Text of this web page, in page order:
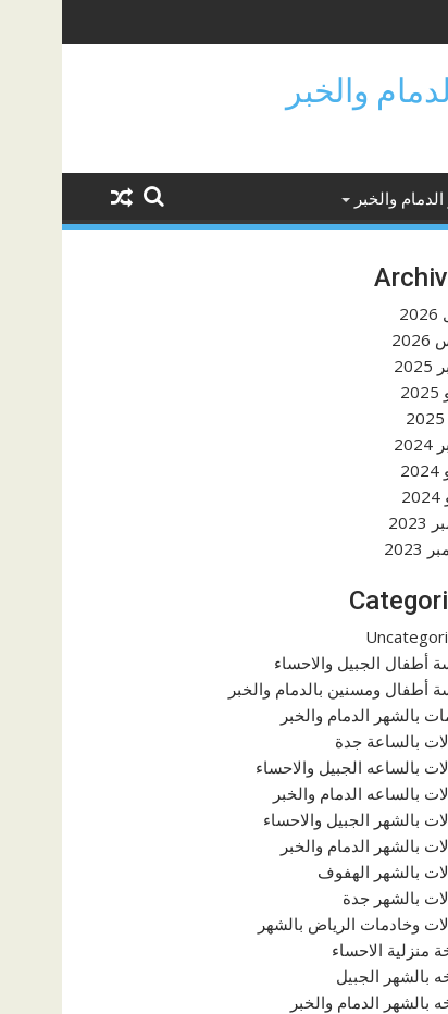
والخبر
أطفال الجبيل والاحساء
أطفال ومسنين بالدمام والخبر
بالشهر الدمام والخبر
بالساعة جدة
بالساعه الجبيل والاحساء
بالساعه الدمام والخبر
بالشهر الجبيل والاحساء
بالشهر الدمام والخبر
بالشهر الهفوف
بالشهر جدة
وخادمات الرياض بالشهر
منزلية الاحساء
بالشهر الجبيل
بالشهر الدمام والخبر